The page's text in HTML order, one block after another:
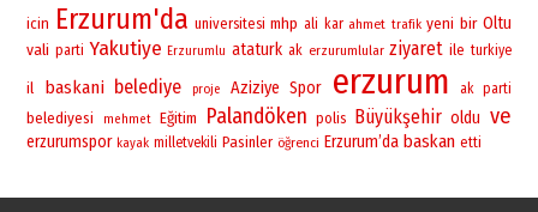
icin Erzurum'da universitesi mhp ali kar ahmet trafik yeni bir Oltu
vali parti Yakutiye Erzurumlu ataturk ak erzurumlular ziyaret ile turkiye
il baskani belediye proje Aziziye Spor erzurum ak parti
belediyesi mehmet Eğitim Palandöken polis Büyükşehir oldu ve
erzurumspor kayak milletvekili Pasinler öğrenci Erzurum’da baskan etti